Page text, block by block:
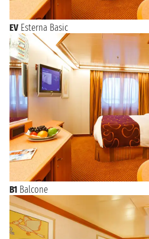
EV Esterna Basic
B1 Balcone